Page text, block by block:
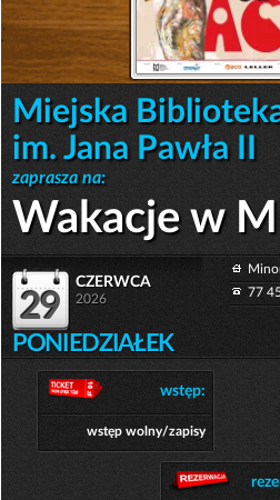
Miejska
im. Jana Pawła II
zaprasza na:
Wakacje w
29
czerwca
2026
PONIEDZIAŁEK
77
wstęp:
wstęp wolny/zapisy